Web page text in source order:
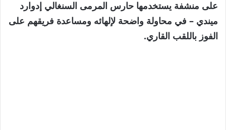
على منشفة يستخدمها حارس المرمى السنغالي إدوارد
ميندي – في محاولة واضحة لإلهائه ومساعدة فريقهم على
الفوز باللقب القاري.